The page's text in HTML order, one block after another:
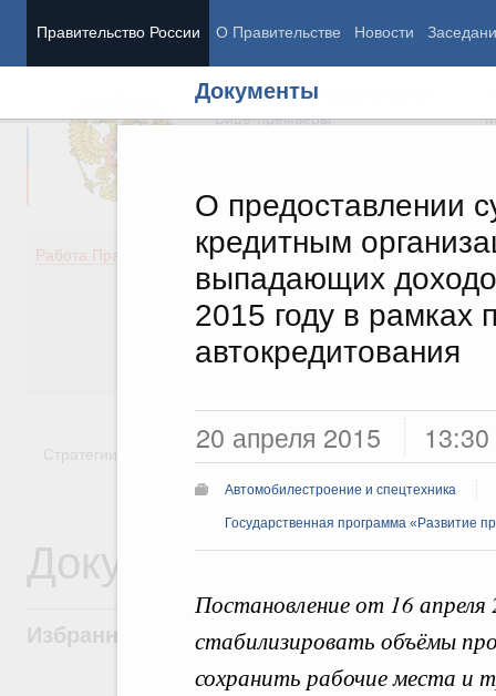
Правительство России О Правительстве Новости
Документы
О предоставлении
кредитным
выпадающих
2015 году в рамках
автокредитования
20 апреля 2015 13:30
Автомобилестроение и спецтехника
Государственная программа «Развитие
Постановление от 16
стабилизировать объёмы
сохранить рабочие места и
Председатель Правительства
Вице-премьеры
Работа Правительства
Демография
Здоровье
Образование
Культура
Общество
Государство
Стратегии Государственные программы
Документы
Избранные документы со справками к